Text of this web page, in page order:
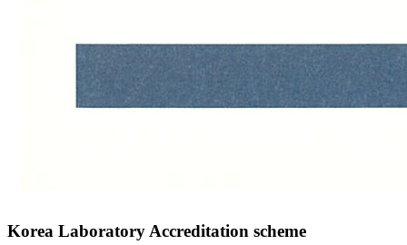
Korea Laboratory Accreditation scheme